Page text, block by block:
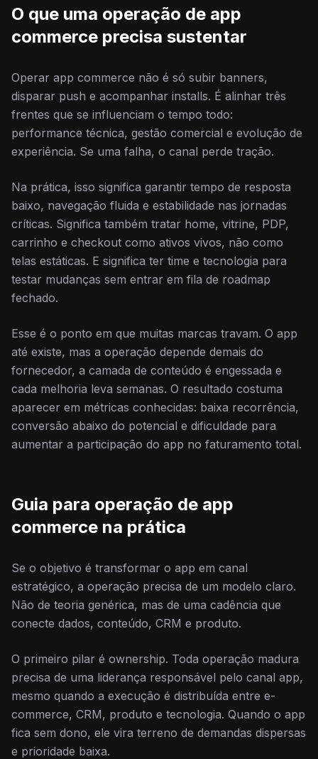
O que uma operação de app
commerce precisa sustentar
Operar app commerce não é só subir banners,
disparar push e acompanhar installs. É alinhar três
frentes que se influenciam o tempo todo:
performance técnica, gestão comercial e evolução de
experiência. Se uma falha, o canal perde tração.
Na prática, isso significa garantir tempo de resposta
baixo, navegação fluida e estabilidade nas jornadas
críticas. Significa também tratar home, vitrine, PDP,
carrinho e checkout como ativos vivos, não como
telas estáticas. E significa ter time e tecnologia para
testar mudanças sem entrar em fila de roadmap
fechado.
Esse é o ponto em que muitas marcas travam. O app
até existe, mas a operação depende demais do
fornecedor, a camada de conteúdo é engessada e
cada melhoria leva semanas. O resultado costuma
aparecer em métricas conhecidas: baixa recorrência,
conversão abaixo do potencial e dificuldade para
aumentar a participação do app no faturamento total.
Guia para operação de app
commerce na prática
Se o objetivo é transformar o app em canal
estratégico, a operação precisa de um modelo claro.
Não de teoria genérica, mas de uma cadência que
conecte dados, conteúdo, CRM e produto.
O primeiro pilar é ownership. Toda operação madura
precisa de uma liderança responsável pelo canal app,
mesmo quando a execução é distribuída entre e-
commerce, CRM, produto e tecnologia. Quando o app
fica sem dono, ele vira terreno de demandas dispersas
e prioridade baixa.